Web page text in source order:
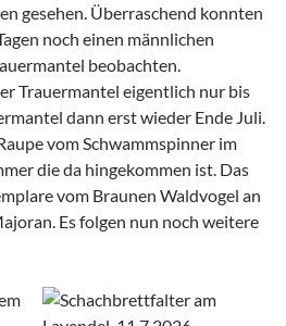
gesehen. Überraschend konnten
noch einen männlichen
beobachten.
Trauermantel eigentlich nur bis
dann erst wieder Ende Juli.
vom Schwammspinner im
die da hingekommen ist. Das
vom Braunen Waldvogel an
Es folgen nun noch weitere